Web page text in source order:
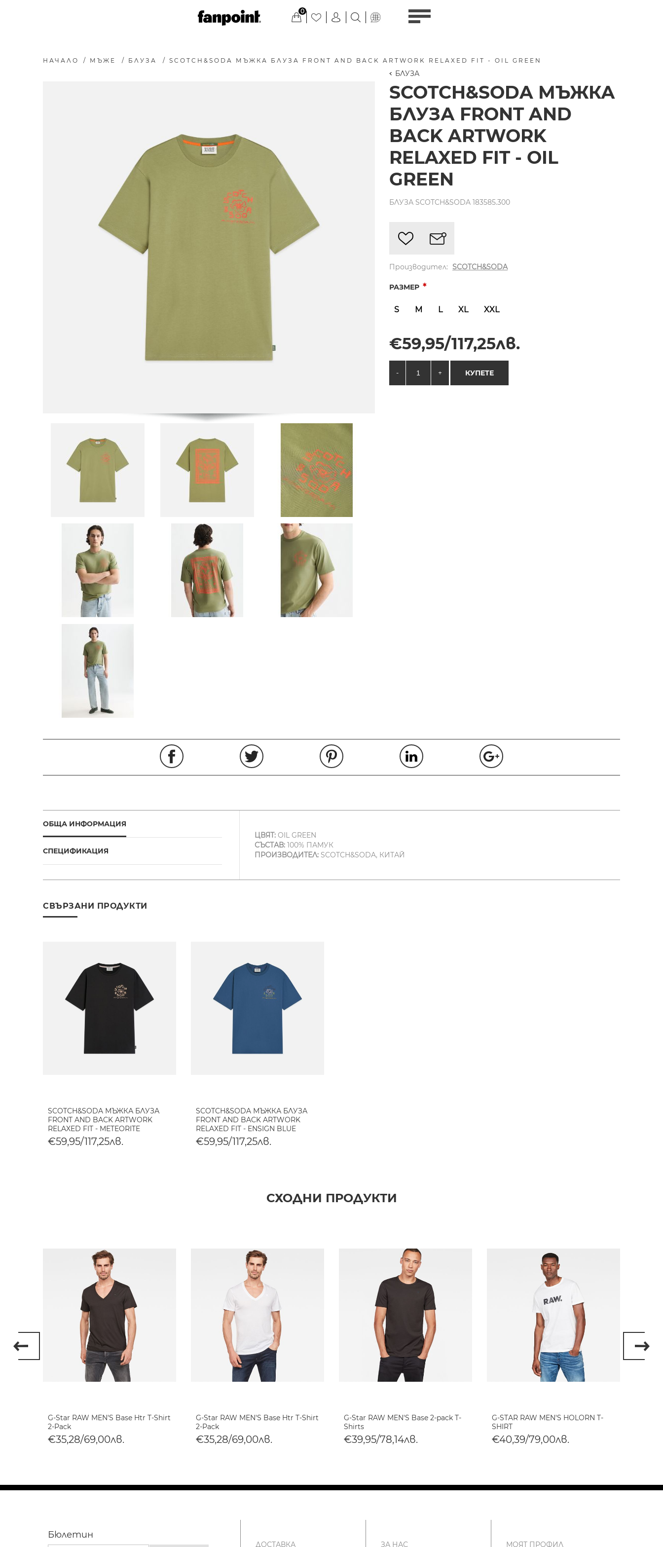
0
НАЧАЛО / МЪЖЕ / БЛУЗА / SCOTCH&SODA МЪЖКА БЛУЗА FRONT AND BACK ARTWORK RELAXED FIT - OIL GREEN
БЛУЗА
SCOTCH&SODA МЪЖКА
БЛУЗА FRONT AND
BACK ARTWORK
RELAXED FIT - OIL
GREEN
БЛУЗА SCOTCH&SODA 183585.300
Производител: SCOTCH&SODA
РАЗМЕР *
S M L XL XXL
€59,95/117,25лв.
- + КУПЕТЕ
ОБЩА ИНФОРМАЦИЯ
СПЕЦИФИКАЦИЯ
ЦВЯТ:OIL GREEN
СЪСТАВ:100% ПАМУК
ПРОИЗВОДИТЕЛ:SCOTCH&SODA, КИТАЙ
СВЪРЗАНИ ПРОДУКТИ
SCOTCH&SODA МЪЖКА БЛУЗА
FRONT AND BACK ARTWORK
RELAXED FIT - METEORITE
€59,95/117,25лв.
SCOTCH&SODA МЪЖКА БЛУЗА
FRONT AND BACK ARTWORK
RELAXED FIT - ENSIGN BLUE
€59,95/117,25лв.
СХОДНИ ПРОДУКТИ
G-Star RAW MEN'S Base Htr T-Shirt
2-Pack
€35,28/69,00лв.
G-Star RAW MEN'S Base Htr T-Shirt
2-Pack
€35,28/69,00лв.
G-Star RAW MEN'S Base 2-pack T-
Shirts
€39,95/78,14лв.
G-STAR RAW MEN'S HOLORN T-
SHIRT
€40,39/79,00лв.
Бюлетин
ДОСТАВКА ЗА НАС МОЯТ ПРОФИЛ